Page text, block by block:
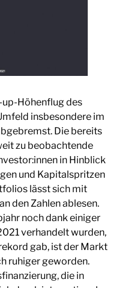
up-Höhenflug des
insbesondere im
Die bereits
zu beobachtende
in Hinblick
und Kapitalspritzen
lässt sich mit
den Zahlen ablesen.
noch dank einiger
verhandelt wurden,
gab, ist der Markt
ruhiger geworden.
die in